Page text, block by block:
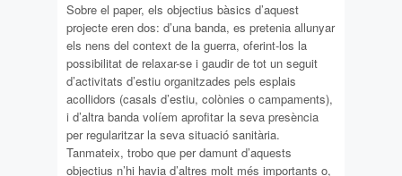
Sobre el paper, els objectius bàsics d’aquest
projecte eren dos: d’una banda, es pretenia allunyar
els nens del context de la guerra, oferint-los la
possibilitat de relaxar-se i gaudir de tot un seguit
d’activitats d’estiu organitzades pels esplais
acollidors (casals d’estiu, colònies o campaments),
i d’altra banda volíem aprofitar la seva presència
per regularitzar la seva situació sanitària.
Tanmateix, trobo que per damunt d’aquests
objectius n’hi havia d’altres molt més importants o,